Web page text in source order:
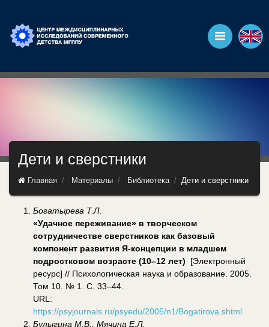
Дети и сверстники
Главная Материалы Библиотека Дети и сверстники
Богатырева Т.Л.
«Удачное переживание» в творческом
сотрудничестве сверстников как базовый
компонент развития Я-концепции в младшем
подростковом возрасте (10–12 лет)
[Электронный
ресурс] // Психологическая наука и образование. 2005.
Том 10. № 1. С. 33–44.
URL:
https://psyjournals.ru/psyedu/2005/n1/Bogatirova.shtml
Булыгина М.В., Мячина Е.Л.